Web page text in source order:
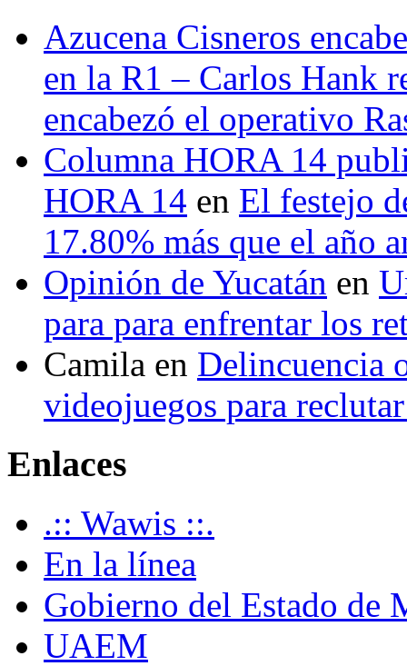
Azucena Cisneros
en la R1 – Carlos Hank
encabezó el operativo
Columna HORA 14
HORA 14 en El festejo
17.80% más que el año
Opinión de Yucatán en
para para enfrentar los
Camila en Delincuencia
videojuegos para
Enlaces
.:: Wawis ::.
En la línea
Gobierno del Estado de
UAEM